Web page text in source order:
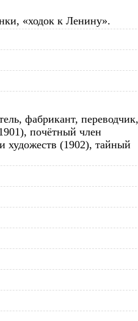
«ходок к Ленину».
фабрикант, переводчик,
почётный член
художеств (1902), тайный